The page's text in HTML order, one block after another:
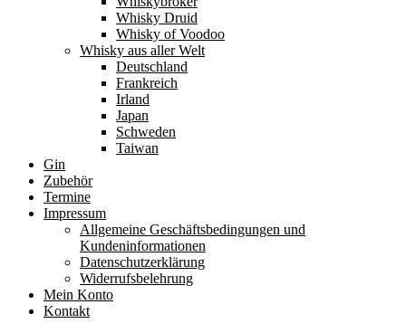
Whisky Druid
Whisky of Voodoo
Whisky aus aller Welt
Deutschland
Frankreich
Irland
Japan
Schweden
Taiwan
Gin
Zubehör
Termine
Impressum
Allgemeine Geschäftsbedingungen und
Kundeninformationen
Datenschutzerklärung
Widerrufsbelehrung
Mein Konto
Kontakt